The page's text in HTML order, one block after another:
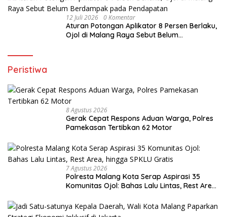
12 Juli 2026 0 Komentar
Aturan Potongan Aplikator 8 Persen Berlaku,
Ojol di Malang Raya Sebut Belum
Peristiwa
8 Agustus 2026
Gerak Cepat Respons Aduan Warga, Polres
Pamekasan Tertibkan 62 Motor
7 Agustus 2026
Polresta Malang Kota Serap Aspirasi 35
Komunitas Ojol: Bahas Lalu Lintas, Rest Area,